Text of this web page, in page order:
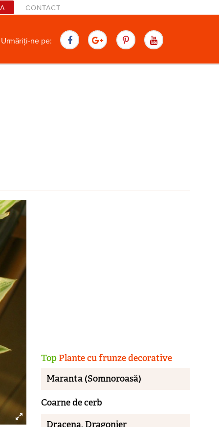
CONTACT
Urmăriți-ne pe:
TopPlante cu frunze decorative
Maranta (Somnoroasă)
Coarne de cerb
Dracena, Dragonier